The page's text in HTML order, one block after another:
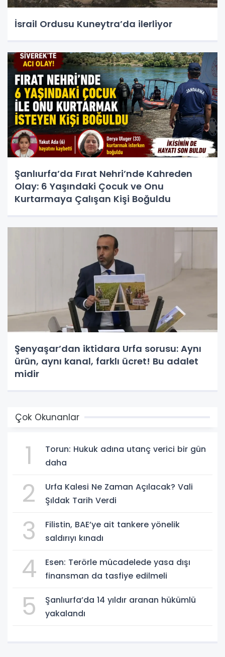
İsrail Ordusu Kuneytra’da ilerliyor
Şanlıurfa’da Fırat Nehri’nde Kahreden
Olay: 6 Yaşındaki Çocuk ve Onu
Kurtarmaya Çalışan Kişi Boğuldu
Şenyaşar’dan iktidara Urfa sorusu: Aynı
ürün, aynı kanal, farklı ücret! Bu adalet
midir
Çok Okunanlar
1
Torun: Hukuk adına utanç verici bir gün
daha
2
Urfa Kalesi Ne Zaman Açılacak? Vali
Şıldak Tarih Verdi
3
Filistin, BAE’ye ait tankere yönelik
saldırıyı kınadı
4
Esen: Terörle mücadelede yasa dışı
finansman da tasfiye edilmeli
5
Şanlıurfa’da 14 yıldır aranan hükümlü
yakalandı